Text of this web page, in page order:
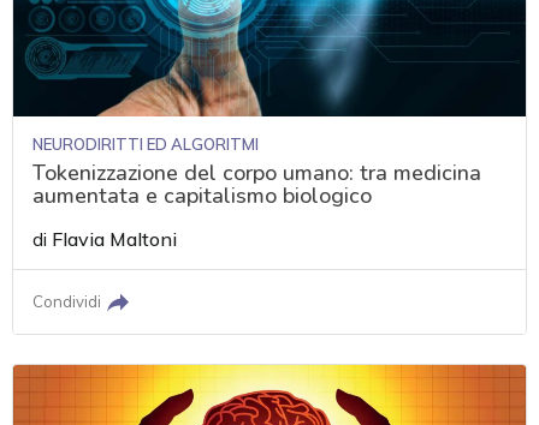
NEURODIRITTI ED ALGORITMI
Tokenizzazione del corpo umano: tra medicina
aumentata e capitalismo biologico
di Flavia Maltoni
Condividi